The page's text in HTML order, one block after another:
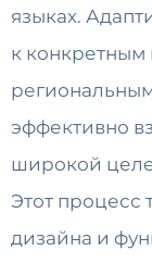
языках.
к конкретным
эффективно
широкой
Этот процесс
дизайна и